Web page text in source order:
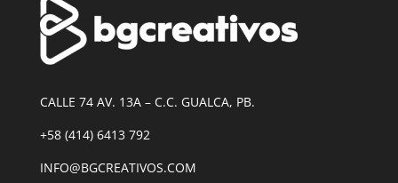
CALLE 74 AV. 13A – C.C. GUALCA, PB.
+58 (414) 6413 792
INFO@BGCREATIVOS.COM